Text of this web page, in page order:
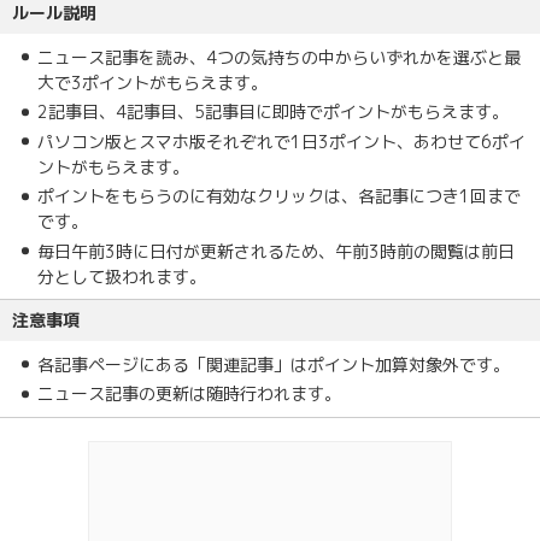
ルール説明
ニュース記事を読み、4つの気持ちの中からいずれかを選ぶと最
大で3ポイントがもらえます。
2記事目、4記事目、5記事目に即時でポイントがもらえます。
パソコン版とスマホ版それぞれで1日3ポイント、あわせて6ポイ
ントがもらえます。
ポイントをもらうのに有効なクリックは、各記事につき1回まで
です。
毎日午前3時に日付が更新されるため、午前3時前の閲覧は前日
分として扱われます。
注意事項
各記事ページにある「関連記事」はポイント加算対象外です。
ニュース記事の更新は随時行われます。